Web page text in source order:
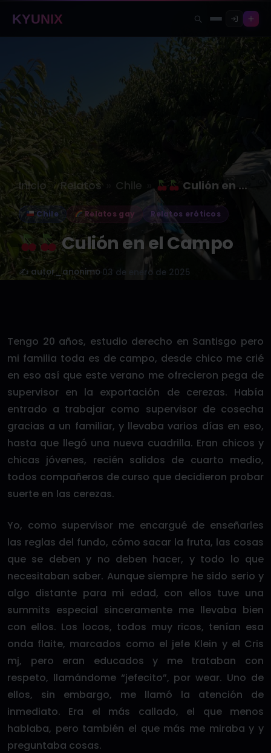
KYUNIX
Inicio » Relatos Chile Culión en el Campo
Chile Relatos gay Relatos eróticos
Culión en el Campo
✍️ autor_anonimo 03 de enero de 2025
Tengo 20 años, estudio derecho en Santisgo pero
mi familia toda es de campo, desde chico me crié
en eso así que este verano me ofrecieron pega de
supervisor en la exportación de cerezas. Había
entrado a trabajar como supervisor de cosecha
gracias a un familiar, y llevaba varios días en eso,
hasta que llegó una nueva cuadrilla. Eran chicos y
chicas jóvenes, recién salidos de cuarto medio,
todos compañeros de curso que decidieron probar
suerte en las cerezas.
Yo, como supervisor me encargué de enseñarles
las reglas del fundo, cómo sacar la fruta, las cosas
que se deben y no deben hacer, y todo lo que
necesitaban saber. Aunque siempre he sido serio y
algo distante para mi edad, con ellos tuve una
summits especial sinceramente me llevaba bien
con ellos. Los locos, todos muy ricos, tenían esa
onda flaite, marcados como el jefe Klein y el Cris
mj, pero eran educados y me trataban con
respeto, llamándome “jefecito”, por wear. Uno de
ellos, sin embargo, me llamó la atención de
inmediato. Era el más callado, el que menos
hablaba, pero también el que más me miraba y y
preguntaba cosas.